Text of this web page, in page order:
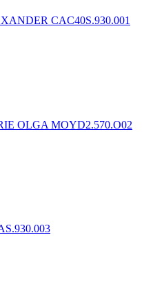
CAC40S.930.001
OLGA MOYD2.570.O02